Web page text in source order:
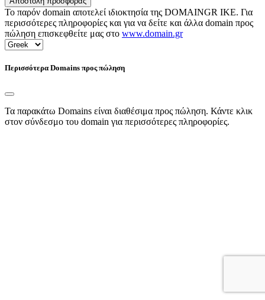
Το παρόν domain αποτελεί ιδιοκτησία της DOMAINGR ΙΚΕ. Για
περισσότερες πληροφορίες και για να δείτε και άλλα domain προς
πώληση επισκεφθείτε μας στο www.domain.gr
Περισσότερα Domains προς πώληση
Τα παρακάτω Domains είναι διαθέσιμα προς πώληση. Κάντε κλικ
στον σύνδεσμο του domain για περισσότερες πληροφορίες.